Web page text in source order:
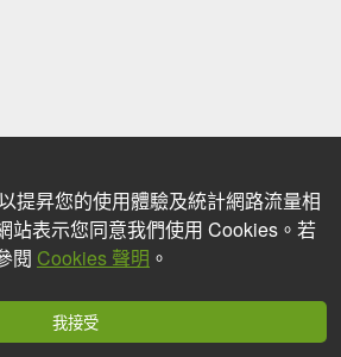
提昇您的使用體驗及統計網路流量相
站表示您同意我們使用 Cookies。若
閱 Cookies 聲明 。
我接受